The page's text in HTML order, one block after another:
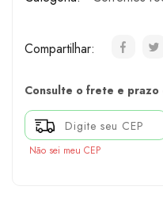
Compartilhar:
Consulte o frete e
Não sei meu CEP